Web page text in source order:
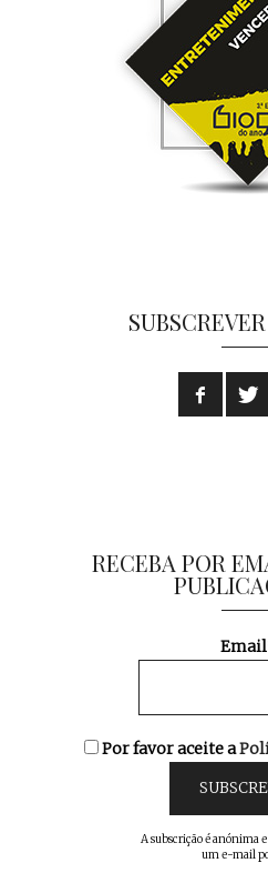
RECEBA POR
Por favor aceite a
A subscrição é anónima
um e-mail